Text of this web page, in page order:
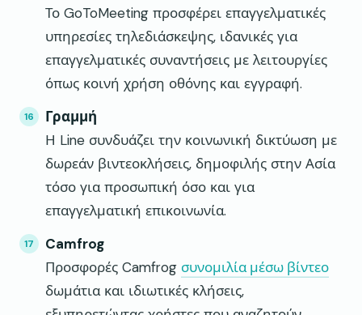
Το GoToMeeting προσφέρει επαγγελματικές
υπηρεσίες τηλεδιάσκεψης, ιδανικές για
επαγγελματικές συναντήσεις με λειτουργίες
όπως κοινή χρήση οθόνης και εγγραφή.
Γραμμή
Η Line συνδυάζει την κοινωνική δικτύωση με
δωρεάν βιντεοκλήσεις, δημοφιλής στην Ασία
τόσο για προσωπική όσο και για
επαγγελματική επικοινωνία.
Camfrog
Προσφορές Camfrog συνομιλία μέσω βίντεο
δωμάτια και ιδιωτικές κλήσεις,